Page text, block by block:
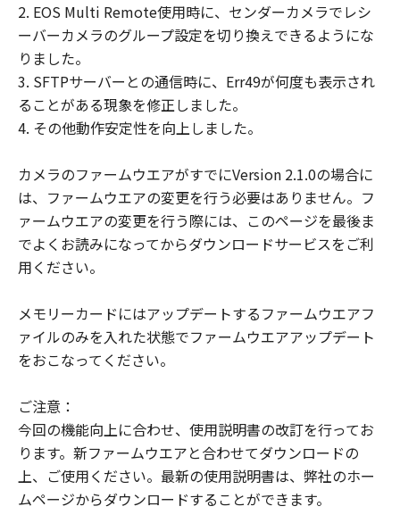
（スマートフォン、タブレット端末を含
む。）にダウンロードした時点で発効し、
下記 (2)により終了されるまで有効に存続
します。
(2) お客様が「本契約」のいずれかの条項
に違反した場合、「本契約」は直ちに終了
(3) お客様は、上記(2) によって「本契約」
が終了した場合、「許諾ソフトウェア」の
取り扱いについてキヤノンの指示に従うも
のとします。
(4) 第1条(2)および(3)、第2条から第7条ま
了後も効力を有するものとします。
U.S. GOVERNMENT RESTRICTED RIGHTS
NOTICE
as that term is defined at 48 C.F.R. 2.101
(Oct 1995), consisting of ""commercial
computer software"" and ""commercial
computer software documentation,"" as
such terms are used in 48 C.F.R. 12.212
2. EOS Multi Remote使用時に、センダーカメラでレシ
ーバーカメラのグループ設定を切り換えできるようにな
りました。
3. SFTPサーバーとの通信時に、Err49が何度も表示され
ることがある現象を修正しました。
4. その他動作安定性を向上しました。
カメラのファームウエアがすでにVersion 2.1.0の場合に
は、ファームウエアの変更を行う必要はありません。フ
ァームウエアの変更を行う際には、このページを最後ま
でよくお読みになってからダウンロードサービスをご利
用ください。
メモリーカードにはアップデートするファームウエアフ
ァイルのみを入れた状態でファームウエアアップデート
をおこなってください。
ご注意：
今回の機能向上に合わせ、使用説明書の改訂を行ってお
ります。新ファームウエアと合わせてダウンロードの
上、ご使用ください。最新の使用説明書は、弊社のホー
ムページからダウンロードすることができます。